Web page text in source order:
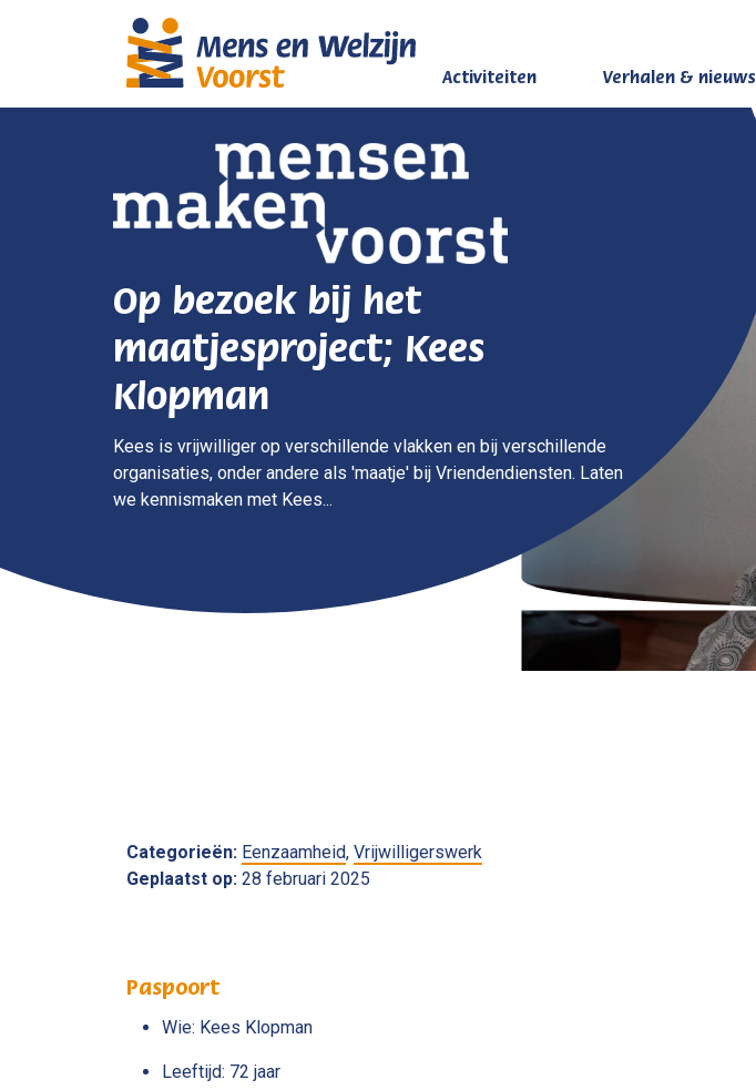
Activiteiten Verhalen & nieuws
Op bezoek bij het
maatjesproject; Kees
Klopman
Kees is vrijwilliger op verschillende vlakken en bij verschillende
organisaties, onder andere als 'maatje' bij Vriendendiensten. Laten
we kennismaken met Kees...
Categorieën: Eenzaamheid, Vrijwilligerswerk
Geplaatst op: 28 februari 2025
Paspoort
Wie: Kees Klopman
Leeftijd: 72 jaar